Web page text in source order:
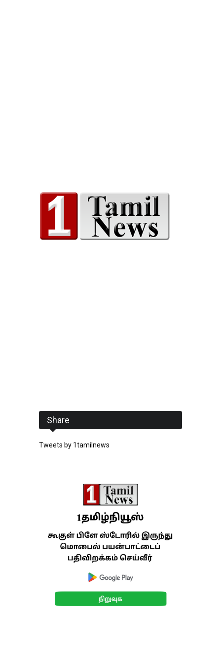
Share
Tweets by 1tamilnews